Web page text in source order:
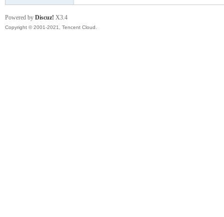
Powered by Discuz! X3.4
Copyright © 2001-2021, Tencent Cloud.